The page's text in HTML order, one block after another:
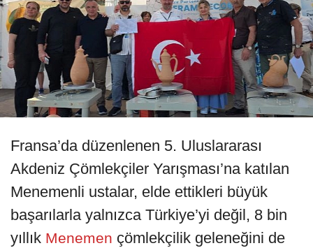
Fransa’da düzenlenen 5. Uluslararası
Akdeniz Çömlekçiler Yarışması’na katılan
Menemenli ustalar, elde ettikleri büyük
başarılarla yalnızca Türkiye’yi değil, 8 bin
yıllık Menemen çömlekçilik geleneğini de